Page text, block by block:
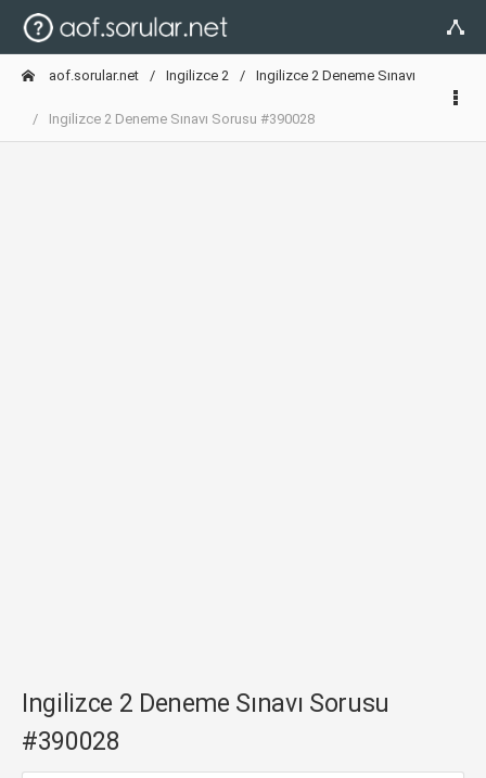
aof.sorular.net Ingilizce 2 Ingilizce 2 Deneme Sınavı
Ingilizce 2 Deneme Sınavı Sorusu #390028
Ingilizce 2 Deneme Sınavı Sorusu
#390028